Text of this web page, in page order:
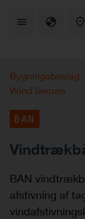
Bygningsbeslag
Wind Secure
BAN
BAN
afstivning af